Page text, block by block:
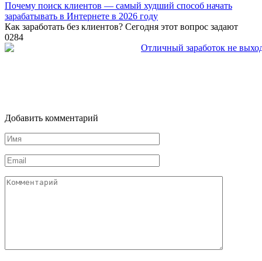
Почему поиск клиентов — самый худший способ начать
зарабатывать в Интернете в 2026 году
Как заработать без клиентов? Сегодня этот вопрос задают
0284
Добавить комментарий
Имя
*
Email
*
Комментарий